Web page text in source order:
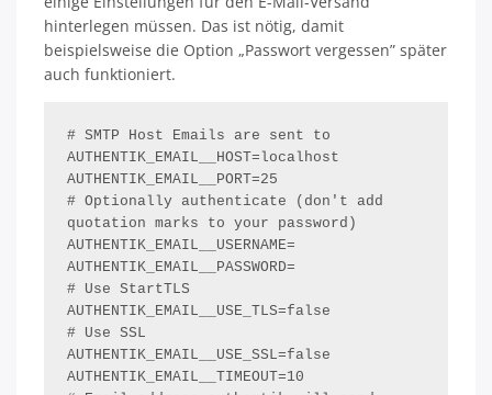
hinterlegen müssen. Das ist nötig, damit
beispielsweise die Option „Passwort vergessen” später
auch funktioniert.
# SMTP Host Emails are sent to
AUTHENTIK_EMAIL__HOST=localhost
AUTHENTIK_EMAIL__PORT=25
# Optionally authenticate (don't add
quotation marks to your password)
AUTHENTIK_EMAIL__USERNAME=
AUTHENTIK_EMAIL__PASSWORD=
# Use StartTLS
AUTHENTIK_EMAIL__USE_TLS=false
# Use SSL
AUTHENTIK_EMAIL__USE_SSL=false
AUTHENTIK_EMAIL__TIMEOUT=10